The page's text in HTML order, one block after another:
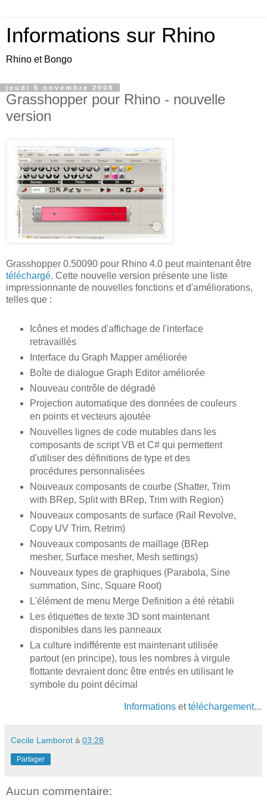
Informations sur Rhino
Rhino et Bongo
jeudi 6 novembre 2008
Grasshopper pour Rhino - nouvelle
version
Grasshopper 0.50090 pour Rhino 4.0 peut maintenant être
téléchargé. Cette nouvelle version présente une liste
impressionnante de nouvelles fonctions et d'améliorations,
telles que :
Icônes et modes d'affichage de l'interface
retravaillés
Interface du Graph Mapper améliorée
Boîte de dialogue Graph Editor améliorée
Nouveau contrôle de dégradé
Projection automatique des données de couleurs
en points et vecteurs ajoutée
Nouvelles lignes de code mutables dans les
composants de script VB et C# qui permettent
d'utiliser des définitions de type et des
procédures personnalisées
Nouveaux composants de courbe (Shatter, Trim
with BRep, Split with BRep, Trim with Region)
Nouveaux composants de surface (Rail Revolve,
Copy UV Trim, Retrim)
Nouveaux composants de maillage (BRep
mesher, Surface mesher, Mesh settings)
Nouveaux types de graphiques (Parabola, Sine
summation, Sinc, Square Root)
L'élément de menu Merge Definition a été rétabli
Les étiquettes de texte 3D sont maintenant
disponibles dans les panneaux
La culture indifférente est maintenant utilisée
partout (en principe), tous les nombres à virgule
flottante devraient donc être entrés en utilisant le
symbole du point décimal
Informations ettéléchargement...
Cecile Lamborot à 03:28
Partager
Aucun commentaire: